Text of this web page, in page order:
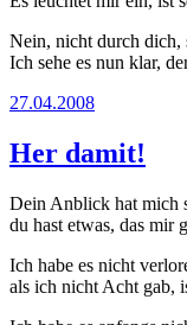
Nein, nicht durch dich,
Ich sehe es nun klar,
27.04.2008
Her damit!
Dein Anblick hat mich
du hast etwas, das mir
Ich habe es nicht
als ich nicht Acht gab,